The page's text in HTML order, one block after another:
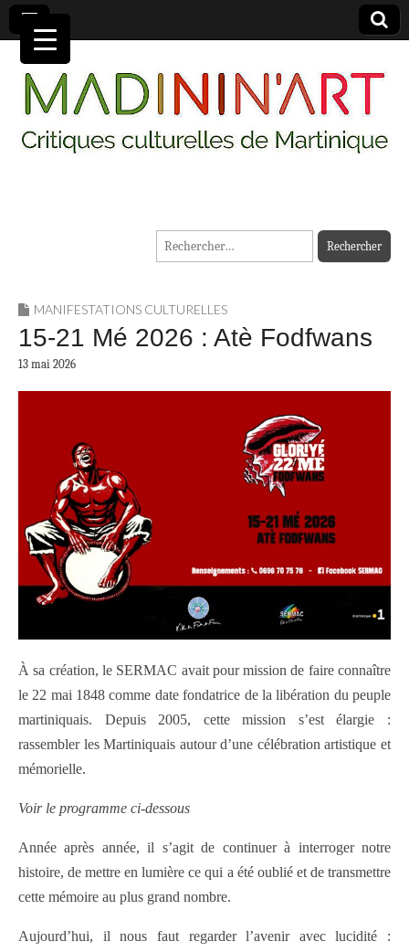
MADININ'ART
Rechercher :
MANIFESTATIONS CULTURELLES
15-21 Mé 2026 : Atè Fodfwans
13 mai 2026
À sa création, le SERMAC avait pour mission de faire connaître
le 22 mai 1848 comme date fondatrice de la libération du peuple
martiniquais. Depuis 2005, cette mission s’est élargie :
rassembler les Martiniquais autour d’une célébration artistique et
mémorielle.
Voir le programme ci-dessous
Année après année, il s’agit de continuer à interroger notre
histoire, de mettre en lumière ce qui a été oublié et de transmettre
cette mémoire au plus grand nombre.
Aujourd’hui, il nous faut regarder l’avenir avec lucidité :